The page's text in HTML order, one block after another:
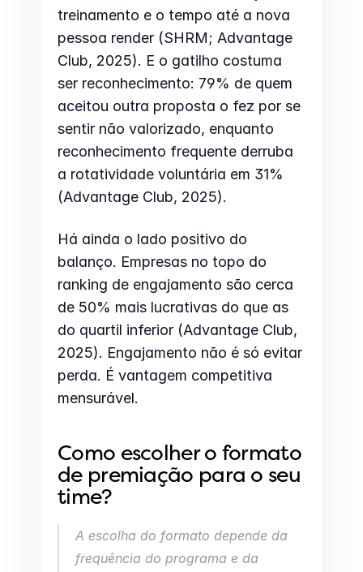
treinamento e o tempo até a nova
pessoa render (SHRM; Advantage
Club, 2025). E o gatilho costuma
ser reconhecimento: 79% de quem
aceitou outra proposta o fez por se
sentir não valorizado, enquanto
reconhecimento frequente derruba
a rotatividade voluntária em 31%
(Advantage Club, 2025).
Há ainda o lado positivo do
balanço. Empresas no topo do
ranking de engajamento são cerca
de 50% mais lucrativas do que as
do quartil inferior (Advantage Club,
2025). Engajamento não é só evitar
perda. É vantagem competitiva
mensurável.
Como escolher o formato
de premiação para o seu
time?
A escolha do formato depende da
frequência do programa e da